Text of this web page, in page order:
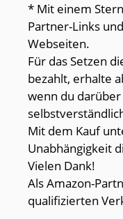
* Mit einem
Partner-Links
Webseiten.
Für das Setzen
bezahlt, erhalte
wenn du
Mit dem Kauf
Unabhängigkeit
Vielen Dank!
Als Amazon-
qualifizierten